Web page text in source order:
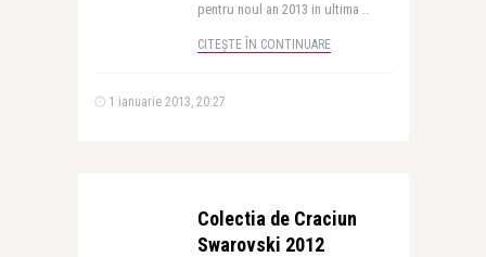
pentru noul an 2013 in ultima ..
CITEȘTE ÎN CONTINUARE
1 ianuarie 2013, 20:27
Colectia de Craciun
Swarovski 2012